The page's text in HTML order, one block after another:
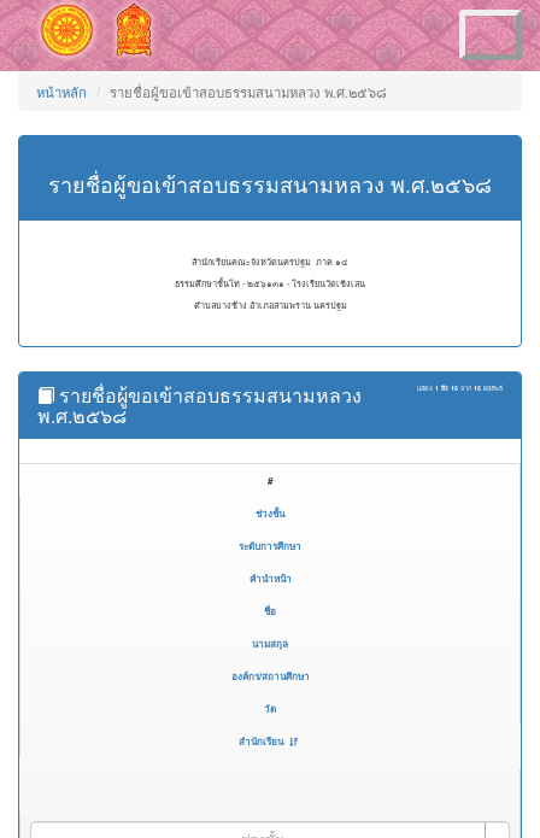
Toggle
navigation
หน้าหลัก รายชื่อผู้ขอเข้าสอบธรรมสนามหลวง พ.ศ.๒๕๖๘
รายชื่อผู้ขอเข้าสอบธรรมสนามหลวง พ.ศ.๒๕๖๘
สำนักเรียนคณะจังหวัดนครปฐม ภาค ๑๔
ธรรมศึกษาชั้นโท - ๒๕๖๑๓๑ - โรงเรียนวัดเชิงเลน
ตำบลบางช้าง อำเภอสามพราน นครปฐม
แสดง 1 ถึง 16 จาก 16 ผลลัพธ์
รายชื่อผู้ขอเข้าสอบธรรมสนามหลวง
พ.ศ.๒๕๖๘
#
ช่วงชั้น
ระดับการศึกษา
คำนำหน้า
ชื่อ
นามสกุล
องค์กร/สถานศึกษา
วัด
สำนักเรียน